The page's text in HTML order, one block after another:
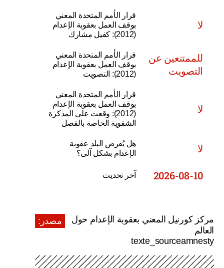
لا
قرار الأمم المتحدة المعني
بوقف العمل بعقوبة الإعدام
(2012): كفيل مشارك
للممتنعين عن
التصويت
قرار الأمم المتحدة المعني
بوقف العمل بعقوبة الإعدام
(2012): التصويت
لا
قرار الأمم المتحدة المعني
بوقف العمل بعقوبة الإعدام
(2012): وقعت على المذكرة
الشفوية الخاصة بالفصل
لا
هل يُفرض البلد عقوبة
الإعدام بشكل آلى؟
2026-08-10 آخر تحديث
مصدر:
مركز كورنيل المعني بعقوبة الإعدام حول
العالم
texte_sourceamnesty